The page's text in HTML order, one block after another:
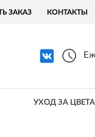
ЗАКАЗ КОНТАКТЫ
УХОД ЗА